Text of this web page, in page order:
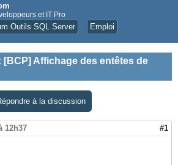
et IT Pro
Outils SQL Server Emploi
[BCP] Affichage des entêtes de
à la discussion
12h37 #1